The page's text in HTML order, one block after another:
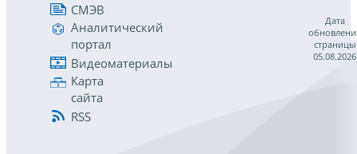
СМЭВ
Аналитический
портал
Видеоматериалы
Карта
сайта
RSS
Дата
страницы
05.08.2026